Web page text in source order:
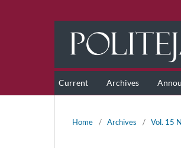
Current Archives
Home / Archives / Vol. 15